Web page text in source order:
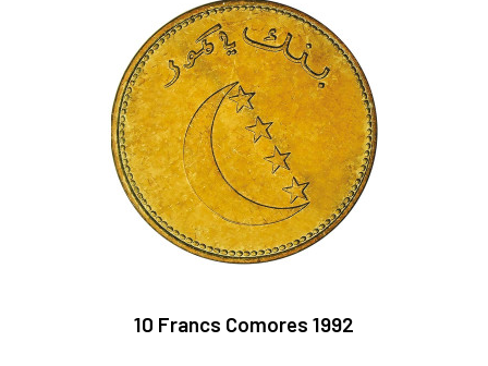
10 Francs Comores 1992